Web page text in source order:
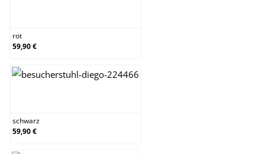
rot
59,90 €
schwarz
59,90 €